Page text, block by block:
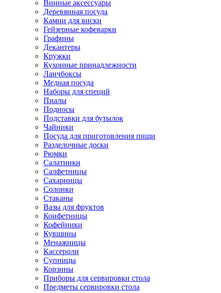
Винные аксессуары
Деревянная посуда
Камни для виски
Гейзерные кофеварки
Графины
Декантеры
Кружки
Кухонные принадлежности
Ланчбоксы
Медная посуда
Наборы для специй
Пиалы
Подносы
Подставки для бутылок
Чайники
Посуда для приготовления пищи
Разделочные доски
Рюмки
Салатники
Салфетницы
Сахарницы
Солонки
Стаканы
Вазы для фруктов
Конфетницы
Кофейники
Кувшины
Менажницы
Кассероли
Супницы
Корзины
Приборы для сервировки стола
Предметы сервировки стола